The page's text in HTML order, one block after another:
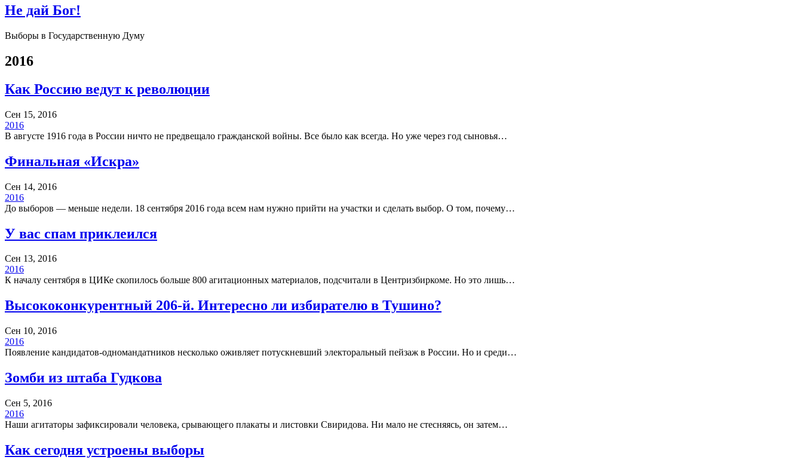
Не дай Бог!
Выборы в Государственную Думу
2016
Как Россию ведут к революции
Сен 15, 2016
2016
В августе 1916 года в России ничто не предвещало гражданской войны. Все было как всегда. Но уже через год сыновья…
Финальная «Искра»
Сен 14, 2016
2016
До выборов — меньше недели. 18 сентября 2016 года всем нам нужно прийти на участки и сделать выбор. О том, почему…
У вас спам приклеился
Сен 13, 2016
2016
К началу сентября в ЦИКе скопилось больше 800 агитационных материалов, подсчитали в Центризбиркоме. Но это лишь…
Высококонкурентный 206-й. Интересно ли избирателю в Тушино?
Сен 10, 2016
2016
Появление кандидатов-одномандатников несколько оживляет потускневший электоральный пейзаж в России. Но и среди…
Зомби из штаба Гудкова
Сен 5, 2016
2016
Наши агитаторы зафиксировали человека, срывающего плакаты и листовки Свиридова. Ни мало не стесняясь, он затем…
Как сегодня устроены выборы